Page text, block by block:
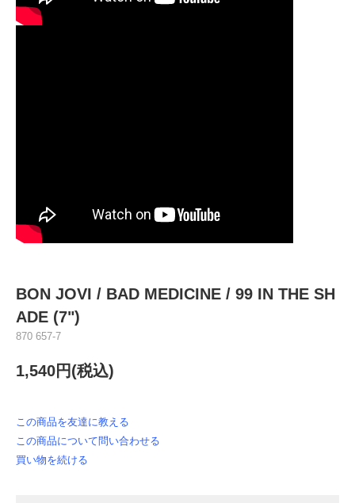
BON JOVI ‎/ BAD MEDICINE / 99 IN THE SH
ADE (7")
870 657-7
1,540円(税込)
この商品を友達に教える
この商品について問い合わせる
買い物を続ける